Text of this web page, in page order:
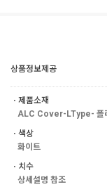
상품정보제공
ㆍ제품소재
ALC Cover-LType- 폴
ㆍ색상
화이트
ㆍ치수
상세설명 참조